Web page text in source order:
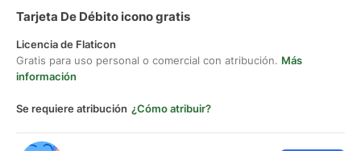
Tarjeta De Débito icono gratis
Licencia de Flaticon
Gratis para uso personal o comercial con atribución. Más
información
Se requiere atribución ¿Cómo atribuir?